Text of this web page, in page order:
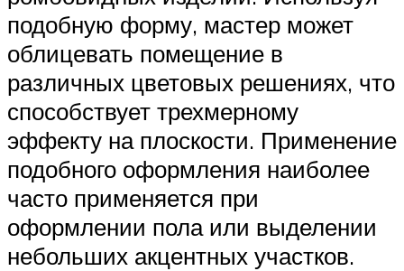
подобную форму, мастер может
облицевать помещение в
различных цветовых решениях, что
способствует трехмерному
эффекту на плоскости. Применение
подобного оформления наиболее
часто применяется при
оформлении пола или выделении
небольших акцентных участков.